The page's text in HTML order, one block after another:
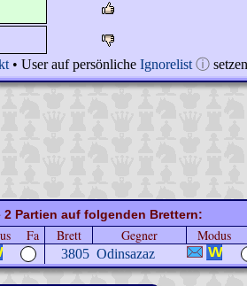
• User auf persönliche Ignorelist ⓘ setzen
Partien auf folgenden Brettern:
Fa Brett Gegner Modus
3805 Odinsazaz